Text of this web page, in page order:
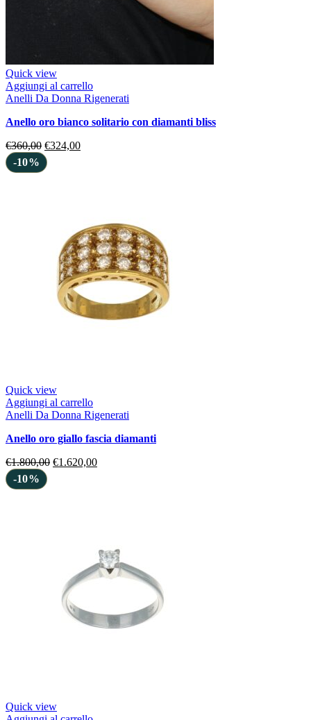
Quick view
Aggiungi al carrello
Anelli Da Donna Rigenerati
anello oro bianco solitario con diamanti bliss
€360,00 €324,00
-10%
Quick view
Aggiungi al carrello
Anelli Da Donna Rigenerati
anello oro giallo fascia diamanti
€1.800,00 €1.620,00
-10%
Quick view